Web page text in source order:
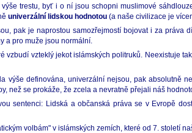
trestu, byť i o ní jsou schopni muslimové
univerzální lidskou hodnotou (a naše civilizace je
pak je naprostou samozřejmostí bojovat i za
a pro muže jsou normální.
vzbudí vzteklý jekot islámských politruků. Neexistuje
výše definována, univerzální nejsou, pak absolutně
než se prokáže, že zcela a nevratně přejali náš
sentenci: Lidská a občanská práva se v Evropě
volbám" v islámských zemích, které od 7. století